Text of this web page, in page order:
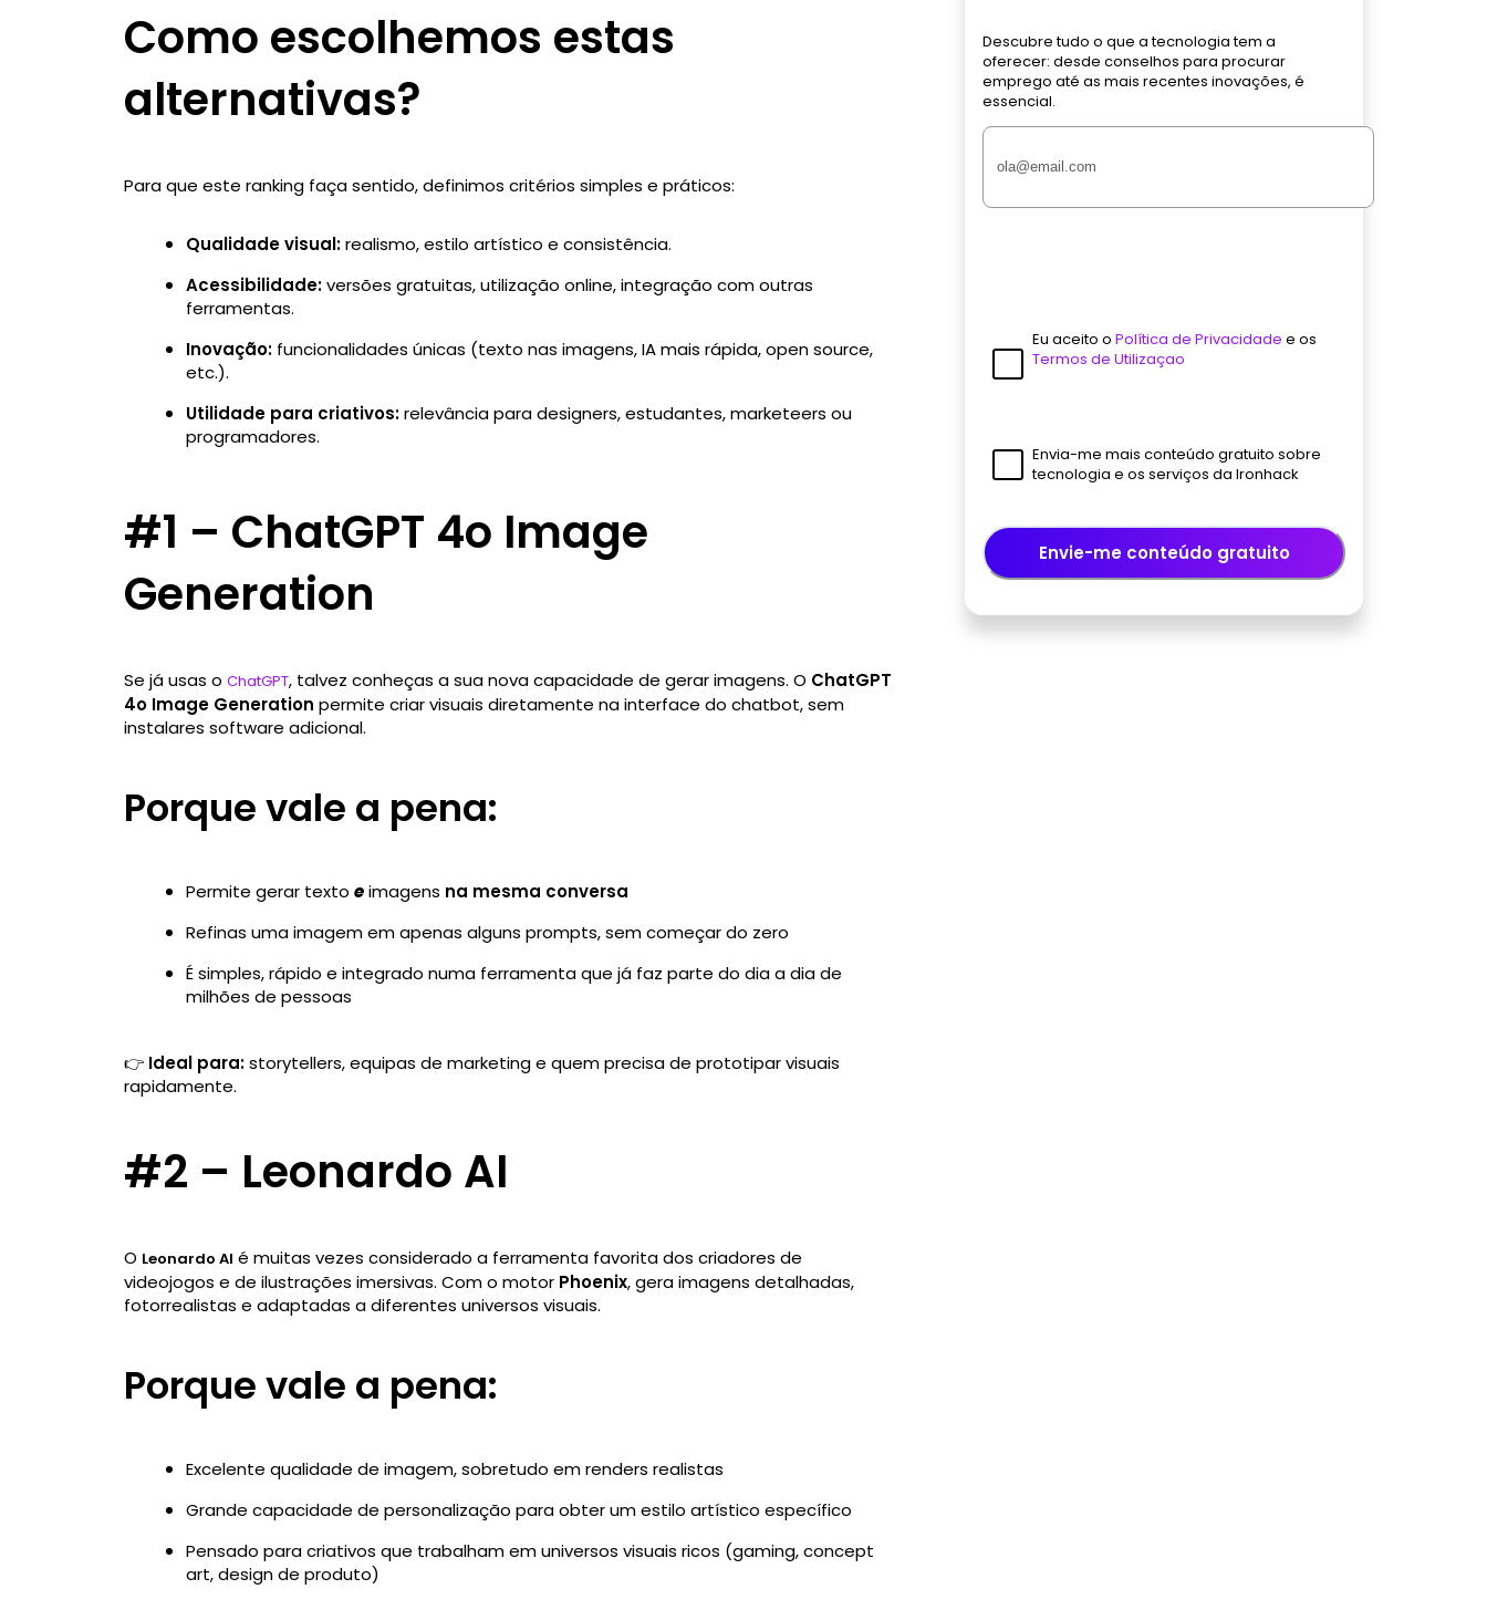
Como escolhemos estas
alternativas?
Para que este ranking faça sentido, definimos critérios simples e práticos:
Qualidade visual:realismo, estilo artístico e consistência.
Acessibilidade:versões gratuitas, utilização online, integração com outras
ferramentas.
Inovação: funcionalidades únicas (texto nas imagens, IA mais rápida, open source,
etc.).
Utilidade para criativos:relevância para designers, estudantes, marketeers ou
programadores.
#1 – ChatGPT 4o Image
Generation
Se já usas o ChatGPT, talvez conheças a sua nova capacidade de gerar imagens. O ChatGPT
4o Image Generation permite criar visuais diretamente na interface do chatbot, sem
instalares software adicional.
Porque vale a pena:
Permite gerar texto eimagens na mesma conversa
Refinas uma imagem em apenas alguns prompts, sem começar do zero
É simples, rápido e integrado numa ferramenta que já faz parte do dia a dia de
milhões de pessoas
👉 Ideal para:storytellers, equipas de marketing e quem precisa de prototipar visuais
rapidamente.
#2 – Leonardo AI
O Leonardo AI é muitas vezes considerado a ferramenta favorita dos criadores de
videojogos e de ilustrações imersivas. Com o motor Phoenix, gera imagens detalhadas,
fotorrealistas e adaptadas a diferentes universos visuais.
Porque vale a pena:
Excelente qualidade de imagem, sobretudo em renders realistas
Grande capacidade de personalização para obter um estilo artístico específico
Pensado para criativos que trabalham em universos visuais ricos (gaming, concept
art, design de produto)
Descubre tudo o que a tecnologia tem a
oferecer: desde conselhos para procurar
emprego até as mais recentes inovações, é
essencial.
Eu aceito o Política de Privacidade e os
Termos de Utilizaçao
Envia-me mais conteúdo gratuito sobre
tecnologia e os serviços da Ironhack
Envie-me conteúdo gratuito